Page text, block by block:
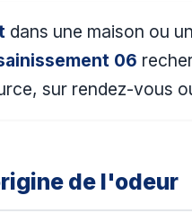
dans une maison ou
06
sur rendez-vous
de l'odeur